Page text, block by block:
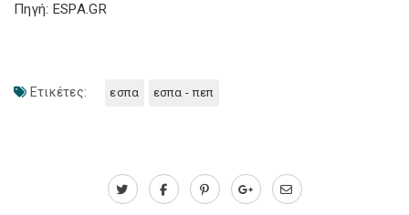
Πηγή: ESPA.GR
Ετικέτες: εσπα εσπα - πεπ